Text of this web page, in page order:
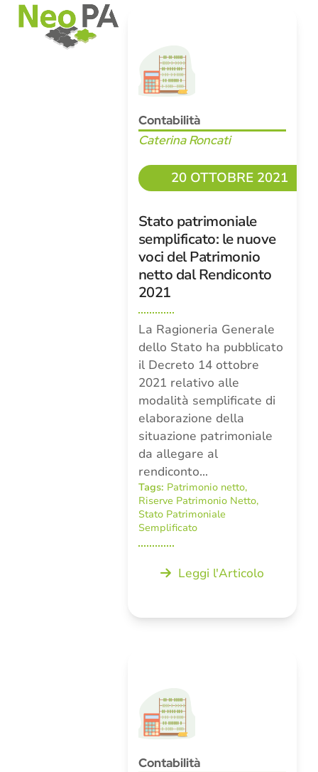
SkipOpen
mobile
menu
Close
mobile
menu
Contabilità
Caterina Roncati
20 OTTOBRE 2021
Stato patrimoniale
semplificato: le nuove
voci del Patrimonio
netto dal Rendiconto
2021
La Ragioneria Generale
dello Stato ha pubblicato
il Decreto 14 ottobre
2021 relativo alle
modalità semplificate di
elaborazione della
situazione patrimoniale
da allegare al
rendiconto…
Tags: Patrimonio netto,
Riserve Patrimonio Netto,
Stato Patrimoniale
Semplificato
Leggi l'Articolo
Contabilità